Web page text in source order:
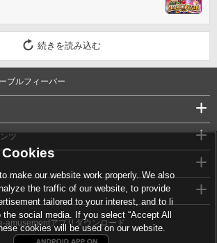
続きを読み込む
ブルフィーバー
ツ
amusementアプリダウンロード
make our website work properly. We also
the traffic of our website, to provide
tailored to your interest, and to li
social media. If you select “Accept All
cookies will be used on our website.